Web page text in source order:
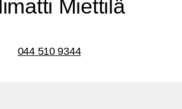
Miettilä
044 510 9344